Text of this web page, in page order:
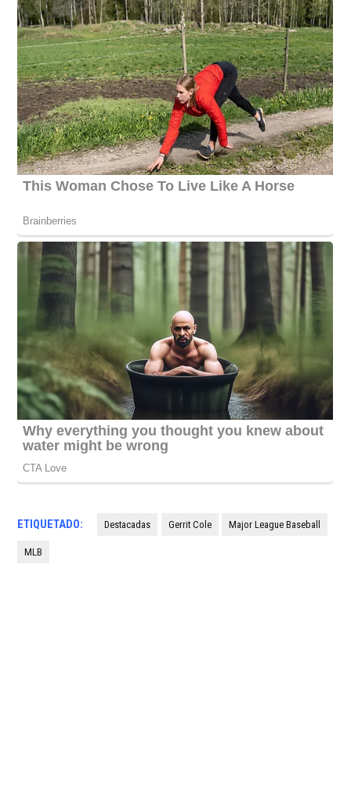
ETIQUETADO: Destacadas Gerrit Cole Major League Baseball
MLB